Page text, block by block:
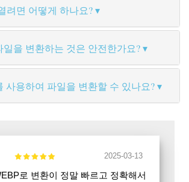
려면 어떻게 하나요?
일을 변환하는 것은 안전한가요?
사용하여 파일을 변환할 수 있나요?
2025-03-13
로 변환이 정말 빠르고 정확해서